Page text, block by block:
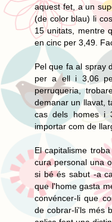
aquest fet, a un
(de color blau) li
15 unitats, mentre
en cinc per 3,49.
Pel que fa al spray
per a ell i 3,06
perruqueria,
demanar un llavat,
cas dels homes i
importar com de
El capitalisme
cura personal una
si bé és sabut -a
que l'home gasta
convéncer-li que
de cobrar-li'ls més